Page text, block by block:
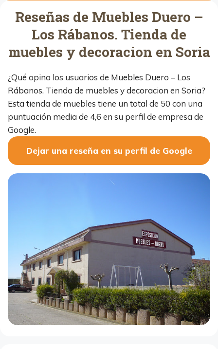
Reseñas de Muebles Duero –
Los Rábanos. Tienda de
muebles y decoracion en Soria
¿Qué opina los usuarios de Muebles Duero – Los
Rábanos. Tienda de muebles y decoracion en Soria?
Esta tienda de muebles tiene un total de 50 con una
puntuación media de 4,6 en su perfil de empresa de
Google.
Dejar una reseña en su perfil de Google